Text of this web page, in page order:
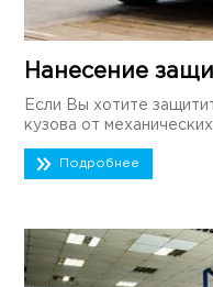
Нанесение
Если Вы хотите
кузова от
Подробнее